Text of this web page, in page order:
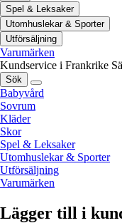
Spel & Leksaker
Utomhuslekar & Sporter
Utförsäljning
Varumärken
Kundservice i Frankrike
Sök
Babyvård
Sovrum
Kläder
Skor
Spel & Leksaker
Utomhuslekar & Sporter
Utförsäljning
Varumärken
Lägger till i